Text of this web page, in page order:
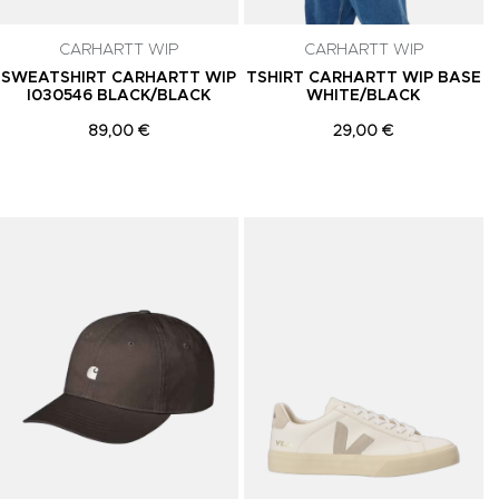
CARHARTT WIP
SWEATSHIRT CARHARTT WIP
I030546 BLACK/BLACK
89,00 €
CARHARTT WIP
TSHIRT CARHARTT WIP BASE
WHITE/BLACK
29,00 €
a